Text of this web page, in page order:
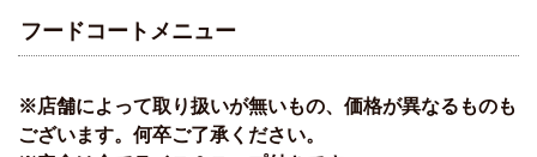
フードコートメニュー
※店舗によって取り扱いが無いもの、価格が異なるものも
ございます。何卒ご了承ください。